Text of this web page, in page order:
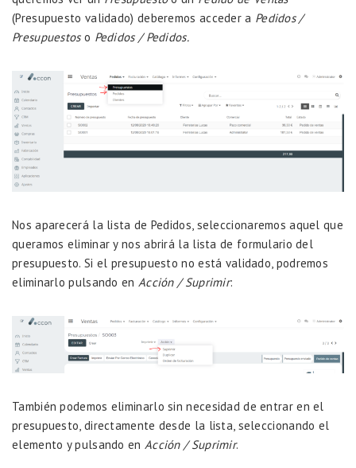
(Presupuesto validado) deberemos acceder a Pedidos /
Presupuestoso Pedidos / Pedidos.
Nos aparecerá la lista de Pedidos, seleccionaremos aquel que
queramos eliminar y nos abrirá la lista de formulario del
presupuesto. Si el presupuesto no está validado, podremos
eliminarlo pulsando en Acción / Suprimir:
También podemos eliminarlo sin necesidad de entrar en el
presupuesto, directamente desde la lista, seleccionando el
elemento y pulsando en Acción / Suprimir.